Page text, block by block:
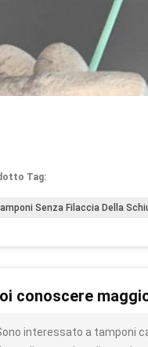
Tag:
Senza Filaccia Della
conoscere
interessato a tamponi